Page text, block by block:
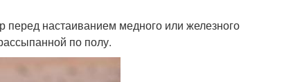
перед настаиванием медного или железного
по полу.